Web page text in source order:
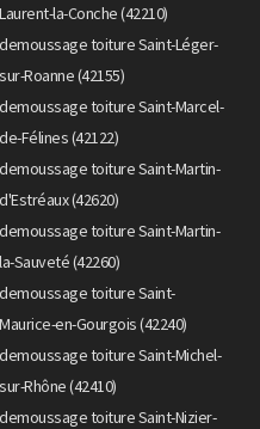
Laurent-la-Conche (42210)
demoussage toiture Saint-Léger-
sur-Roanne (42155)
demoussage toiture Saint-Marcel-
de-Félines (42122)
demoussage toiture Saint-Martin-
d'Estréaux (42620)
demoussage toiture Saint-Martin-
la-Sauveté (42260)
demoussage toiture Saint-
Maurice-en-Gourgois (42240)
demoussage toiture Saint-Michel-
sur-Rhône (42410)
demoussage toiture Saint-Nizier-